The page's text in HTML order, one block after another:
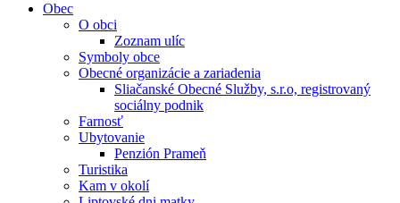
Obec
O obci
Zoznam ulíc
Symboly obce
Obecné organizácie a zariadenia
Sliačanské Obecné Služby, s.r.o, registrovaný
sociálny podnik
Farnosť
Ubytovanie
Penzión Prameň
Turistika
Kam v okolí